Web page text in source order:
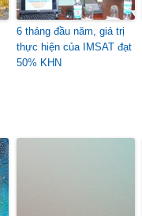
6 tháng đầu năm, giá trị
thực hiện của IMSAT đạt
50% KHN